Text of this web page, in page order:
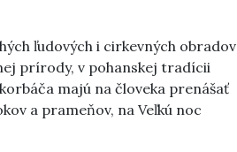
ľudových i cirkevných obradov
prírody, v pohanskej tradícii
majú na človeka prenášať
a prameňov, na Veľkú noc